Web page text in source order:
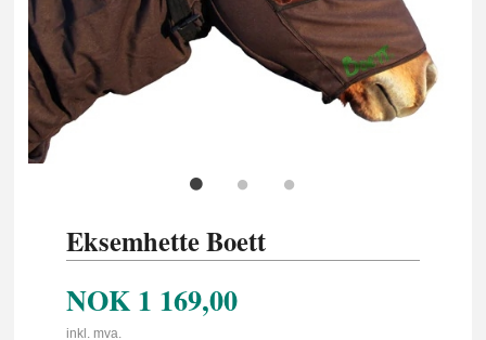
Eksemhette Boett
NOK 1 169,00
inkl. mva.